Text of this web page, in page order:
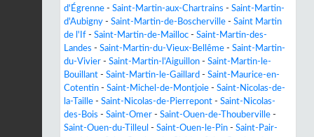
d'Égrenne - Saint-Martin-aux-Chartrains - Saint-Martin-
d'Aubigny - Saint-Martin-de-Boscherville - Saint Martin
de l'If - Saint-Martin-de-Mailloc - Saint-Martin-des-
Landes - Saint-Martin-du-Vieux-Bellême - Saint-Martin-
du-Vivier - Saint-Martin-l'Aiguillon - Saint-Martin-le-
Bouillant - Saint-Martin-le-Gaillard - Saint-Maurice-en-
Cotentin - Saint-Michel-de-Montjoie - Saint-Nicolas-de-
la-Taille - Saint-Nicolas-de-Pierrepont - Saint-Nicolas-
des-Bois - Saint-Omer - Saint-Ouen-de-Thouberville -
Saint-Ouen-du-Tilleul - Saint-Ouen-le-Pin - Saint-Pair-